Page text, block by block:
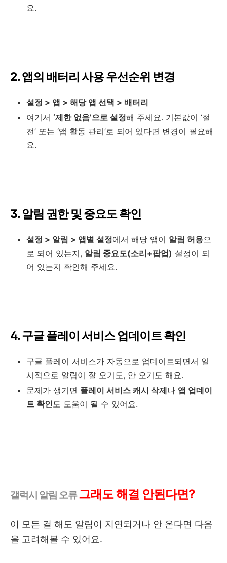
요.
2. 앱의 배터리 사용 우선순위 변경
설정 > 앱 > 해당 앱 선택 > 배터리
여기서 ‘제한 없음’으로 설정해 주세요. 기본값이 ‘절
전’ 또는 ‘앱 활동 관리’로 되어 있다면 변경이 필요해
요.
3. 알림 권한 및 중요도 확인
설정 > 알림 > 앱별 설정에서 해당 앱이 알림 허용으
로 되어 있는지, 알림 중요도(소리+팝업) 설정이 되
어 있는지 확인해 주세요.
4. 구글 플레이 서비스 업데이트 확인
구글 플레이 서비스가 자동으로 업데이트되면서 일
시적으로 알림이 잘 오기도, 안 오기도 해요.
문제가 생기면 플레이 서비스 캐시 삭제나 앱 업데이
트 확인도 도움이 될 수 있어요.
갤럭시 알림 오류그래도 해결 안된다면?
이 모든 걸 해도 알림이 지연되거나 안 온다면 다음
을 고려해볼 수 있어요.